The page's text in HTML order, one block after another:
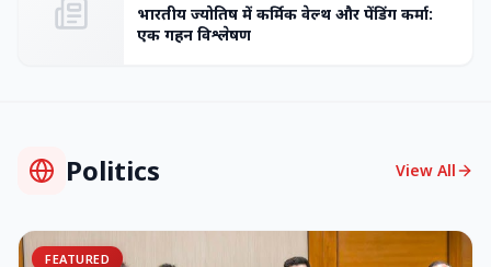
भारतीय ज्योतिष में कर्मिक वेल्थ और पेंडिंग कर्मा:
एक गहन विश्लेषण
Politics View All
FEATURED